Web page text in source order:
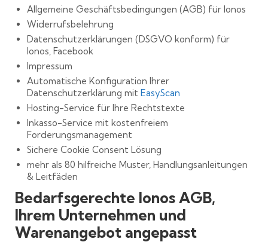
Allgemeine Geschäftsbedingungen (AGB) für Ionos
Widerrufsbelehrung
Datenschutzerklärungen (DSGVO konform) für
Ionos, Facebook
Impressum
Automatische Konfiguration Ihrer
Datenschutzerklärung mit EasyScan
Hosting-Service für Ihre Rechtstexte
Inkasso-Service mit kostenfreiem
Forderungsmanagement
Sichere Cookie Consent Lösung
mehr als 80 hilfreiche Muster, Handlungsanleitungen
& Leitfäden
Bedarfsgerechte Ionos AGB,
Ihrem Unternehmen und
Warenangebot angepasst